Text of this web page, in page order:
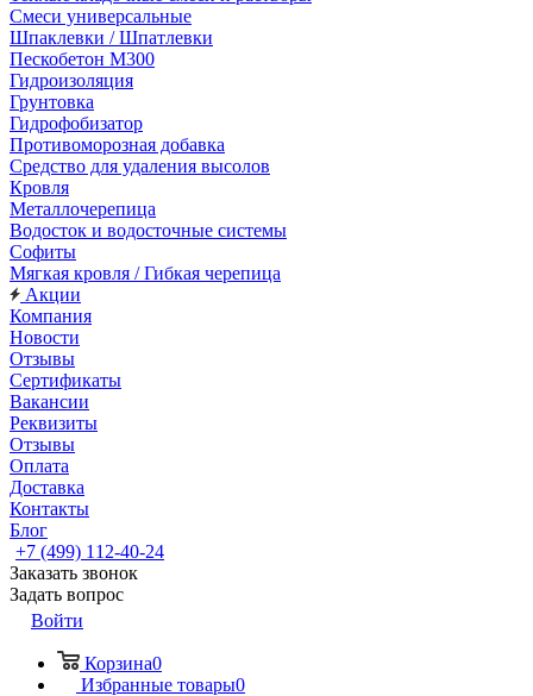
Смеси универсальные
Шпаклевки / Шпатлевки
Пескобетон М300
Гидроизоляция
Грунтовка
Гидрофобизатор
Противоморозная добавка
Средство для удаления высолов
Кровля
Металлочерепица
Водосток и водосточные системы
Софиты
Мягкая кровля / Гибкая черепица
Акции
Компания
Новости
Отзывы
Сертификаты
Вакансии
Реквизиты
Отзывы
Оплата
Доставка
Контакты
Блог
+7 (499) 112-40-24
Заказать звонок
Задать вопрос
Войти
Корзина0
Избранные товары0